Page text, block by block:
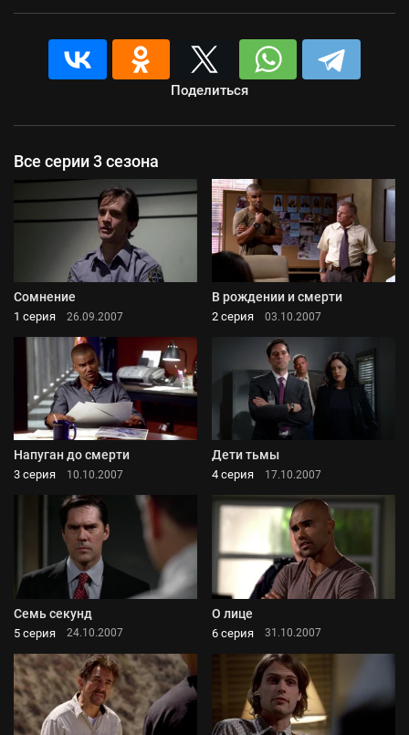
Поделиться
Все серии 3 сезона
Сомнение
1 серия 26.09.2007
В рождении и смерти
2 серия 03.10.2007
Напуган до смерти
3 серия 10.10.2007
Дети тьмы
4 серия 17.10.2007
Семь секунд
5 серия 24.10.2007
О лице
6 серия 31.10.2007